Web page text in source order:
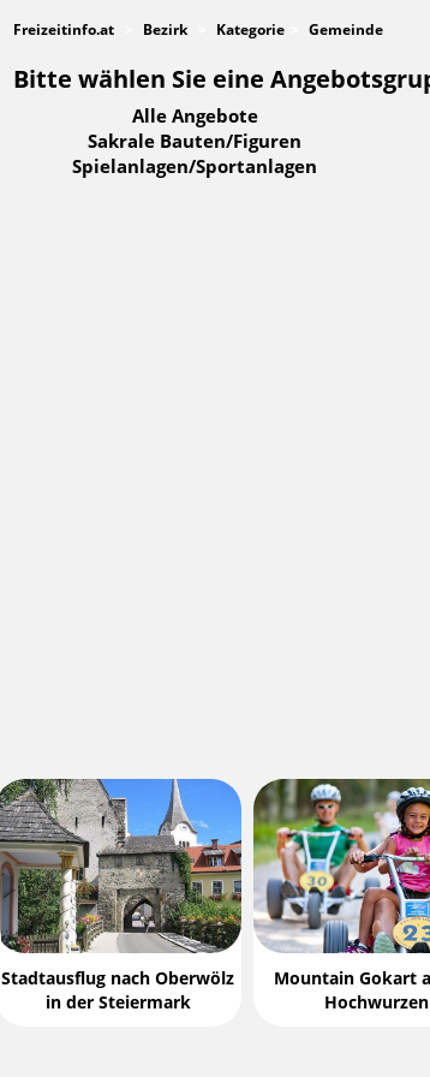
Freizeitinfo.at Bezirk Kategorie Gemeinde
Bitte wählen Sie eine
Alle Angebote
Sakrale Bauten/Figuren
Spielanlagen/Sportanlagen
Stadtausflug nach Oberwölz
in der Steiermark
Mountain Gokart
Hochwurzen